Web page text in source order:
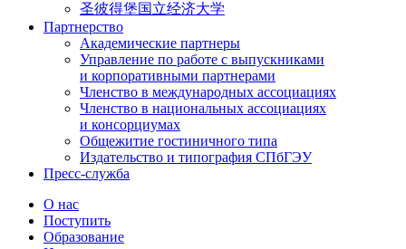
圣彼得堡国立经济大学
Партнерство
Академические партнеры
Управление по работе с выпускниками
и корпоративными партнерами
Членство в международных ассоциациях
Членство в национальных ассоциациях
и консорциумах
Общежитие гостиничного типа
Издательство и типография СПбГЭУ
Пресс-служба
О нас
Поступить
Образование